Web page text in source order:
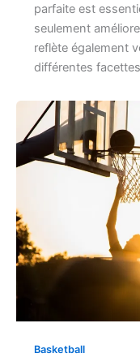
parfaite est
seulement
reflète également
différentes
Basketball